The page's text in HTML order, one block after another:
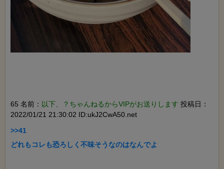
65 名前： 以下、？ちゃんねるからVIPがお送りします 投稿日：
2022/01/21 21:30:02 ID:ukJ2CwA50.net
>>41
どれもコレも恐ろしく不味そうなのはなんでよ